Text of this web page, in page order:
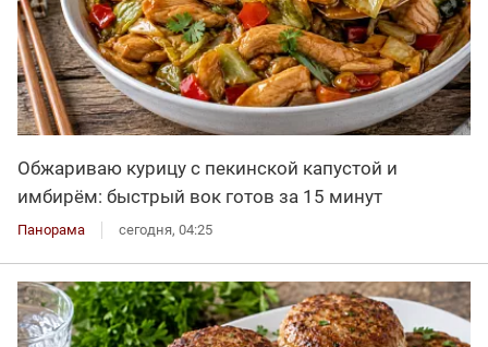
Обжариваю курицу с пекинской капустой и
имбирём: быстрый вок готов за 15 минут
Панорама сегодня, 04:25